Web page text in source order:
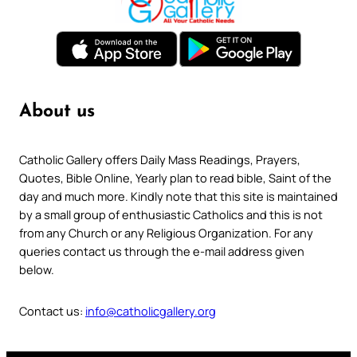
About us
Catholic Gallery offers Daily Mass Readings, Prayers,
Quotes, Bible Online, Yearly plan to read bible, Saint of the
day and much more. Kindly note that this site is maintained
by a small group of enthusiastic Catholics and this is not
from any Church or any Religious Organization. For any
queries contact us through the e-mail address given
below.
Contact us: info@catholicgallery.org